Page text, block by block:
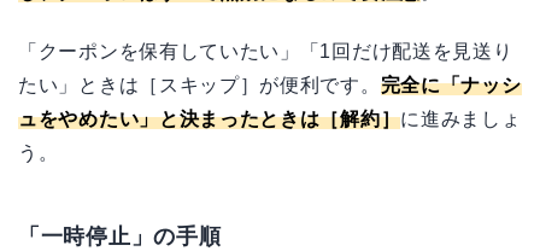
「クーポンを保有していたい」「1回だけ配送を見送り
たい」ときは［スキップ］が便利です。 完全に「ナッシ
ュをやめたい」と決まったときは［解約］に進みましょ
う。
「一時停止」の手順